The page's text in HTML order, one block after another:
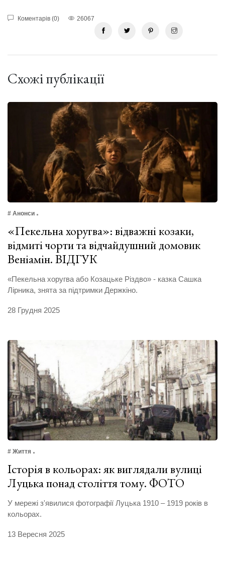
Коментарів (0) 26067
Схожі публікації
# Анонси
«Пекельна хоругва»: відважні козаки,
відмиті чорти та відчайдушний домовик
Веніамін. ВІДГУК
«Пекельна хоругва або Козацьке Різдво» - казка Сашка
Лірника, знята за підтримки Держкіно.
28 Грудня 2025
# Життя
Історія в кольорах: як виглядали вулиці
Луцька понад століття тому. ФОТО
У мережі з'явилися фотографії Луцька 1910 – 1919 років в
кольорах.
13 Вересня 2025